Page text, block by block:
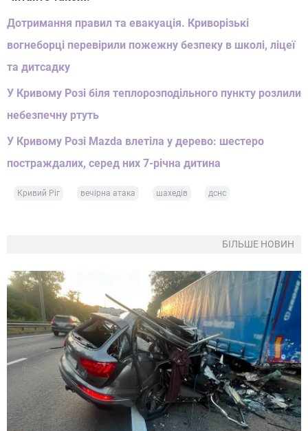
Дотримання правил та евакуація. Криворізькі
вогнеборці перевірили пожежну безпеку в школі, ліцеї
та дитсадку
У Кривому Розі біля теплорозподільного пункту розлили
небезпечну ртуть
У Кривому Розі Mazda влетіла у дерево: шестеро
постраждалих, серед них 7-річна дитина
Кривий Ріг вечірна атака шахедів дснс
БІЛЬШЕ НОВИН